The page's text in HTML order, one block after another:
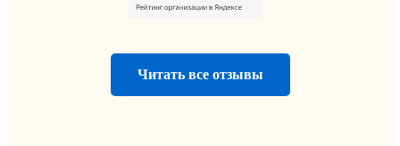
Читать все отзывы